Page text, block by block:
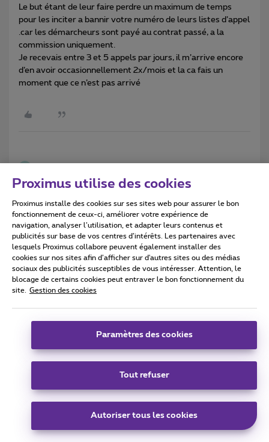
Le but étant de leur faire perdre un maximum de temps
pour les inciter a bannir votre numéro de leurs listes d’appel
.car les démarcheurs sont payé au contrat passé, a la
commission uniquement.
Je recevais entre 3 et 5 appels par jours, il m’arrive encore
d’en avoir occasionnellement 2x/mois et la ca fais un
moment que ce n’est pas arrivé
Le pire est que je suis déjà dans la liste et que Proximus
continue de m’appeler !!!!
https://www.ne-m-appelez-plus.be/
1 personne aime
MorganeSom Forum|Forum|10 months ago
Franchement je suis en colère, proximus ne fait que
où je pense changer d’opérateur juste pour qu’ils me foutent
Proximus utilise des cookies
Proximus installe des cookies sur ses sites web pour assurer le bon
fonctionnement de ceux-ci, améliorer votre expérience de
navigation, analyser l’utilisation, et adapter leurs contenus et
publicités sur base de vos centres d’intérêts. Les partenaires avec
lesquels Proximus collabore peuvent également installer des
cookies sur nos sites afin d’afficher sur d'autres sites ou des médias
sociaux des publicités susceptibles de vous intéresser. Attention, le
blocage de certains cookies peut entraver le bon fonctionnement du
site.
Gestion des cookies
Paramètres des cookies
Tout refuser
Autoriser tous les cookies